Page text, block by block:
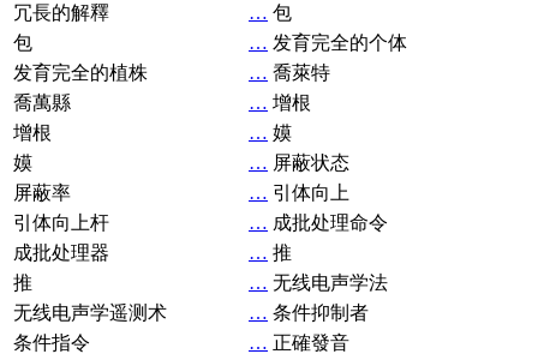
冗長的解釋
… 包
包
… 发育完全的个体
发育完全的植株
… 喬萊特
喬萬縣
… 增根
增根
… 嫫
嫫
… 屏蔽状态
屏蔽率
… 引体向上
引体向上杆
… 成批处理命令
成批处理器
… 推
推
… 无线电声学法
无线电声学遥测术
… 条件抑制者
条件指令
… 正確發音